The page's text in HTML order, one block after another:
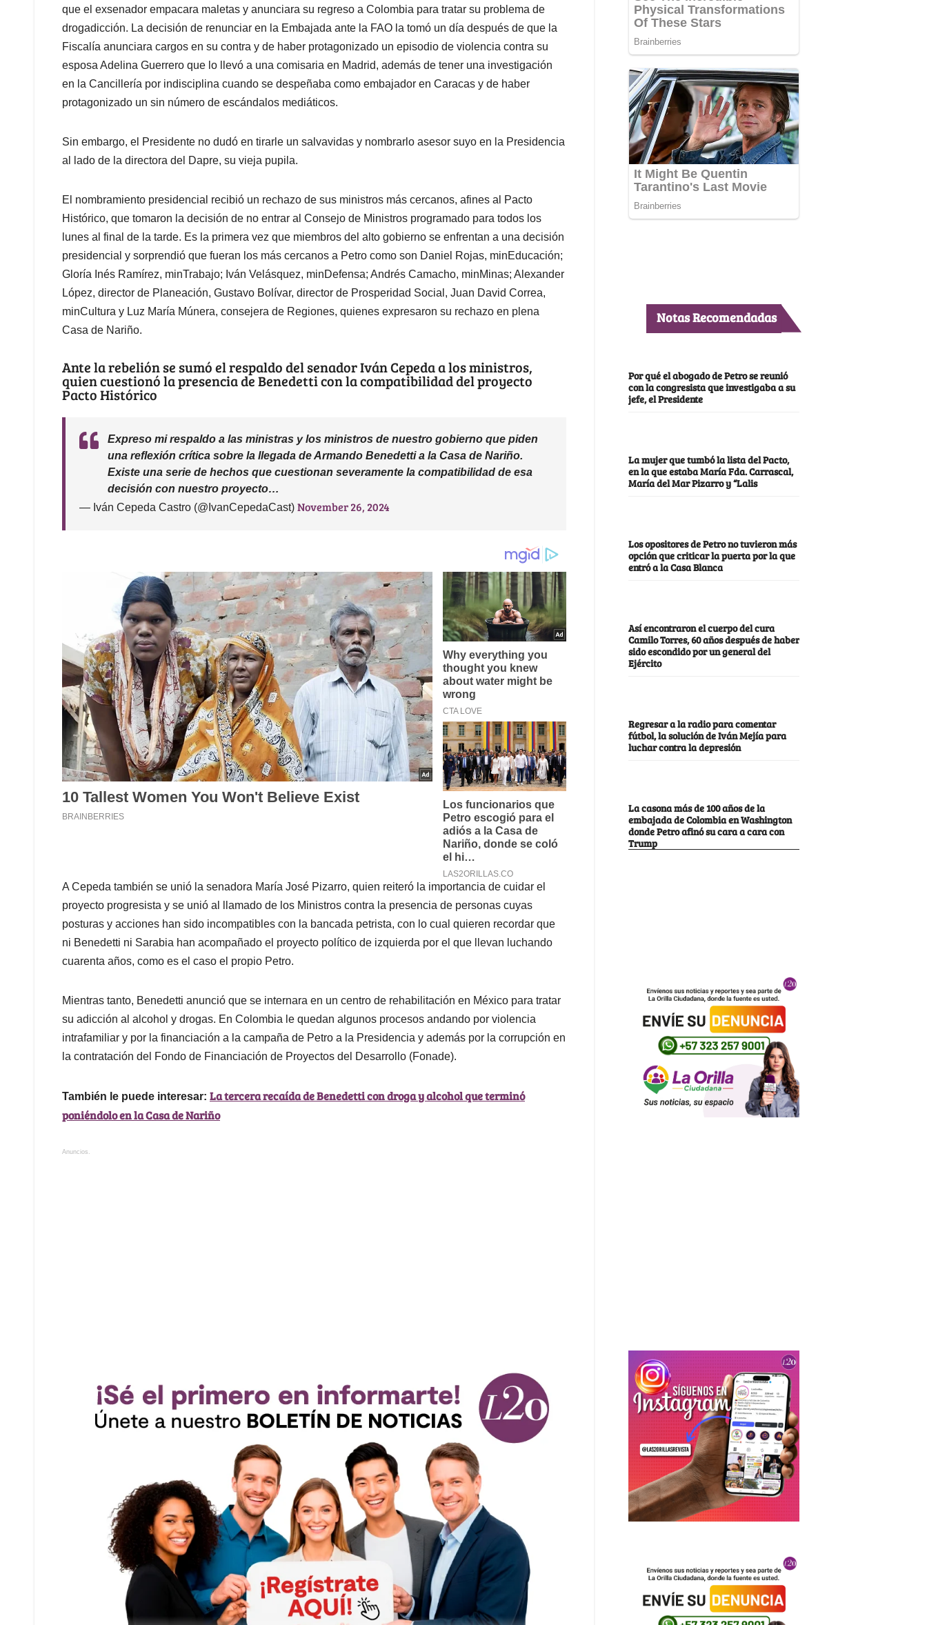
p
p
o
k
I
n
s
que el exsenador empacara maletas y anunciara su regreso a Colombia para tratar su problema de
drogadicción. La decisión de renunciar en la Embajada ante la FAO la tomó un día después de que la
Fiscalía anunciara cargos en su contra y de haber protagonizado un episodio de violencia contra su
esposa Adelina Guerrero que lo llevó a una comisaria en Madrid, además de tener una investigación
en la Cancillería por indisciplina cuando se despeñaba como embajador en Caracas y de haber
protagonizado un sin número de escándalos mediáticos.
Sin embargo, el Presidente no dudó en tirarle un salvavidas y nombrarlo asesor suyo en la Presidencia
al lado de la directora del Dapre, su vieja pupila.
El nombramiento presidencial recibió un rechazo de sus ministros más cercanos, afines al Pacto
Histórico, que tomaron la decisión de no entrar al Consejo de Ministros programado para todos los
lunes al final de la tarde. Es la primera vez que miembros del alto gobierno se enfrentan a una decisión
presidencial y sorprendió que fueran los más cercanos a Petro como son Daniel Rojas, minEducación;
Gloría Inés Ramírez, minTrabajo; Iván Velásquez, minDefensa; Andrés Camacho, minMinas; Alexander
López, director de Planeación, Gustavo Bolívar, director de Prosperidad Social, Juan David Correa,
minCultura y Luz María Múnera, consejera de Regiones, quienes expresaron su rechazo en plena
Casa de Nariño.
Ante la rebelión se sumó el respaldo del senador Iván Cepeda a los ministros,
quien cuestionó la presencia de Benedetti con la compatibilidad del proyecto
Pacto Histórico
Expreso mi respaldo a las ministras y los ministros de nuestro gobierno que piden
una reflexión crítica sobre la llegada de Armando Benedetti a la Casa de Nariño.
Existe una serie de hechos que cuestionan severamente la compatibilidad de esa
decisión con nuestro proyecto…
— Iván Cepeda Castro (@IvanCepedaCast) November 26, 2024
A Cepeda también se unió la senadora María José Pizarro, quien reiteró la importancia de cuidar el
proyecto progresista y se unió al llamado de los Ministros contra la presencia de personas cuyas
posturas y acciones han sido incompatibles con la bancada petrista, con lo cual quieren recordar que
ni Benedetti ni Sarabia han acompañado el proyecto político de izquierda por el que llevan luchando
cuarenta años, como es el caso el propio Petro.
Mientras tanto, Benedetti anunció que se internara en un centro de rehabilitación en México para tratar
su adicción al alcohol y drogas. En Colombia le quedan algunos procesos andando por violencia
intrafamiliar y por la financiación a la campaña de Petro a la Presidencia y además por la corrupción en
la contratación del Fondo de Financiación de Proyectos del Desarrollo (Fonade).
También le puede interesar: La tercera recaída de Benedetti con droga y alcohol que terminó
poniéndolo en la Casa de Nariño
Anuncios.
Notas Recomendadas
Por qué el abogado de Petro se reunió
con la congresista que investigaba a su
jefe, el Presidente
La mujer que tumbó la lista del Pacto,
en la que estaba María Fda. Carrascal,
María del Mar Pizarro y “Lalis
Los opositores de Petro no tuvieron más
opción que criticar la puerta por la que
entró a la Casa Blanca
Así encontraron el cuerpo del cura
Camilo Torres, 60 años después de haber
sido escondido por un general del
Ejército
Regresar a la radio para comentar
fútbol, la solución de Iván Mejía para
luchar contra la depresión
La casona más de 100 años de la
embajada de Colombia en Washington
donde Petro afinó su cara a cara con
Trump